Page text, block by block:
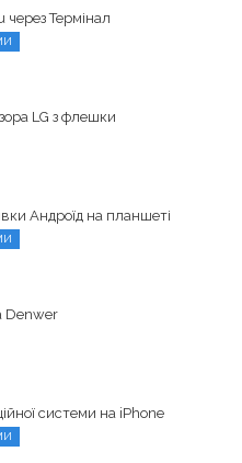
Термінал
LG з флешки
Андроїд на планшеті
Denwer
системи на iPhone